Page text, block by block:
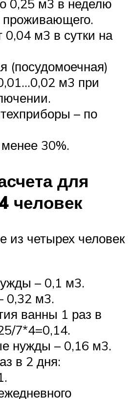
0,25 м3 в неделю
проживающего.
0,04 м3 в сутки на
(посудомоечная)
м3 при
– по
30%.
для
человек
из четырех человек
– 0,1 м3.
0,32 м3.
ванны 1 раз в
7*4=0,14.
нужды – 0,16 м3.
в 2 дня: